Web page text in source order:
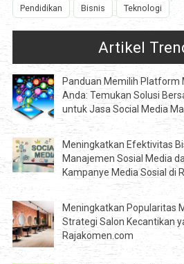
Pendidikan Bisnis Teknologi
Artikel
Panduan Memilih Platform
Anda: Temukan Solusi
untuk Jasa Social Media
Meningkatkan Efektivitas
Manajemen Sosial Media
Kampanye Media Sosial di
Meningkatkan Popularitas
Strategi Salon Kecantikan
Rajakomen.com